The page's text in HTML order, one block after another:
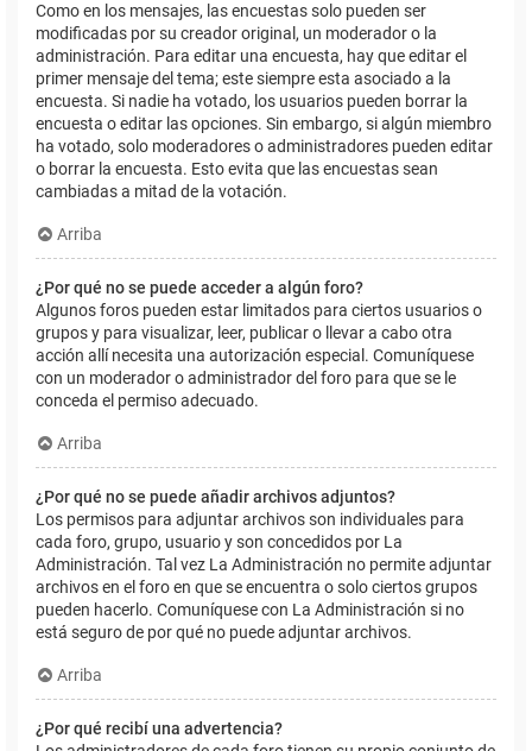
Como en los mensajes, las encuestas solo pueden ser
modificadas por su creador original, un moderador o la
administración. Para editar una encuesta, hay que editar el
primer mensaje del tema; este siempre esta asociado a la
encuesta. Si nadie ha votado, los usuarios pueden borrar la
encuesta o editar las opciones. Sin embargo, si algún miembro
ha votado, solo moderadores o administradores pueden editar
o borrar la encuesta. Esto evita que las encuestas sean
cambiadas a mitad de la votación.
Arriba
¿Por qué no se puede acceder a algún foro?
Algunos foros pueden estar limitados para ciertos usuarios o
grupos y para visualizar, leer, publicar o llevar a cabo otra
acción allí necesita una autorización especial. Comuníquese
con un moderador o administrador del foro para que se le
conceda el permiso adecuado.
Arriba
¿Por qué no se puede añadir archivos adjuntos?
Los permisos para adjuntar archivos son individuales para
cada foro, grupo, usuario y son concedidos por La
Administración. Tal vez La Administración no permite adjuntar
archivos en el foro en que se encuentra o solo ciertos grupos
pueden hacerlo. Comuníquese con La Administración si no
está seguro de por qué no puede adjuntar archivos.
Arriba
¿Por qué recibí una advertencia?